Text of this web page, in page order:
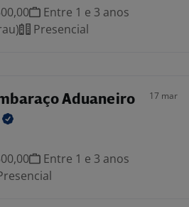
Entre 1 e 3 anos
Presencial
Aduaneiro 17 mar
Entre 1 e 3 anos